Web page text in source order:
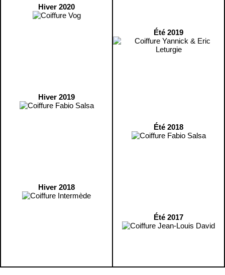
Hiver 2020
Hiver 2019
Hiver 2018
Été 2019
Été 2018
Été 2017